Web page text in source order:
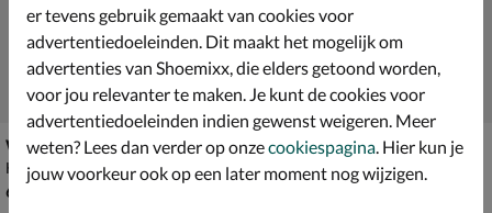
Warmbat Australia
Handschoenen - zwart
€ 69,99
69 ,99
Warmbat Australia
Handschoenen - zwart
er tevens gebruik gemaakt van cookies voor
advertentiedoeleinden. Dit maakt het mogelijk om
advertenties van Shoemixx, die elders getoond worden,
voor jou relevanter te maken. Je kunt de cookies voor
advertentiedoeleinden indien gewenst weigeren. Meer
weten? Lees dan verder op onzecookiespagina. Hier kun je
jouw voorkeur ook op een later moment nog wijzigen.